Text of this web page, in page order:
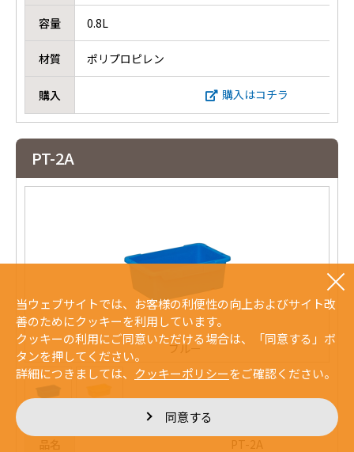
容量 0.8L
材質 ポリプロピレン
購入 購入はコチラ
PT-2A
ブルー
PT-2A
当ウェブサイトでは、お客様の利便性の向上およびサイト改
善のためにクッキーを利用しています。
クッキーの利用にご同意いただける場合は、「同意する」ボ
タンを押してください。
詳細につきましては、 クッキーポリシーをご確認ください。
同意する